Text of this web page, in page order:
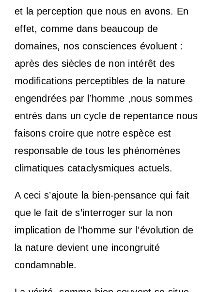
et la perception que nous en avons. En
effet, comme dans beaucoup de
domaines, nos consciences évoluent :
après des siècles de non intérêt des
modifications perceptibles de la nature
engendrées par l’homme ,nous sommes
entrés dans un cycle de repentance nous
faisons croire que notre espèce est
responsable de tous les phénomènes
climatiques cataclysmiques actuels.
A ceci s’ajoute la bien-pensance qui fait
que le fait de s’interroger sur la non
implication de l’homme sur l’évolution de
la nature devient une incongruité
condamnable.